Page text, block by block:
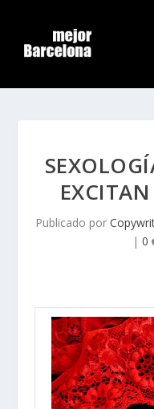
EXCITAN
Publicado por
| 0